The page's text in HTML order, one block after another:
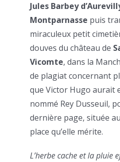
Jules Barbey
Montparnasse puis
miraculeux petit
douves du château de
Vicomte, dans la
de plagiat concernant
que Victor Hugo aurait
nommé Rey Dusseuil,
dernière page, située
place qu’elle mérite.
L’herbe cache et la pluie